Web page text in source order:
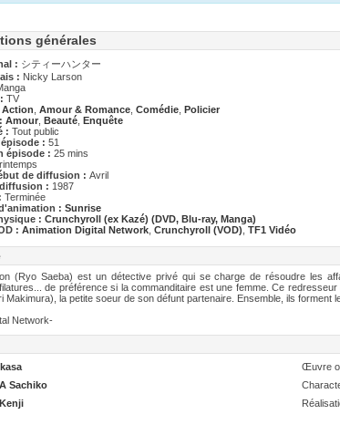
générales
: シティーハンター
: Nicky Larson
TV
Action Amour & Romance Comédie Policier
Amour Beauté Enquête
: Tout public
: 51
épisode : 25 mins
de diffusion : Avril
: 1987
Terminée
: Sunrise
: Crunchyroll (ex Kazé) (DVD, Blu-ray, Manga)
: Animation Digital Network Crunchyroll (VOD) TF1 Vidéo
(Ryo Saeba) est un détective privé qui se charge de résoudre les
de préférence si la commanditaire est une femme. Ce
Makimura), la petite soeur de son défunt partenaire. Ensemble, ils forment
Network-
Œuvre
Sachiko